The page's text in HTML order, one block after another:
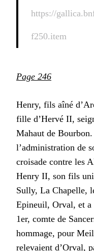
https://
f250.item
Page 246
Henry, fils aîné
fille d’Hervé II,
Mahaut de
l’administration de
croisade contre les
Henry II, son fils
Sully, La Chapelle,
Epineuil, Orval, et a
1er, comte de
hommage, pour
relevaient d’Orval,